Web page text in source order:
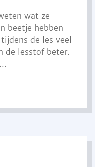
wat ze
beetje hebben
de les veel
de lesstof beter.